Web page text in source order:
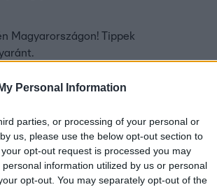
Personal Information
parties, or processing of your personal or
us, please use the below opt-out section to
opt-out request is processed you may
information utilized by us or personal
opt-out. You may separately opt-out of the
Magyarországon! Tippek